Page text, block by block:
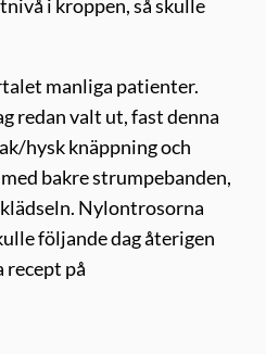
i kroppen, så skulle
manliga patienter.
redan valt ut, fast denna
hysk knäppning och
bakre strumpebanden,
Nylontrosorna
följande dag återigen
recept på